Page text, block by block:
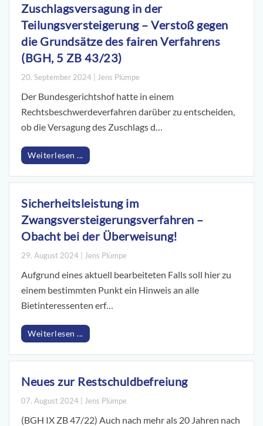
Zuschlagsversagung in der
Teilungsversteigerung – Verstoß gegen
die Grundsätze des fairen Verfahrens
(BGH, 5 ZB 43/23)
20. September 2024 | Jens Plümpe
Der Bundesgerichtshof hatte in einem
Rechtsbeschwerdeverfahren darüber zu entscheiden,
ob die Versagung des Zuschlags d…
Weiterlesen ...
Sicherheitsleistung im
Zwangsversteigerungsverfahren –
Obacht bei der Überweisung!
29. August 2024 | Jens Plümpe
Aufgrund eines aktuell bearbeiteten Falls soll hier zu
einem bestimmten Punkt ein Hinweis an alle
Bietinteressenten erf…
Weiterlesen ...
Neues zur Restschuldbefreiung
07. August 2024 | Jens Plümpe
(BGH IX ZB 47/22) Auch nach mehr als 20 Jahren nach